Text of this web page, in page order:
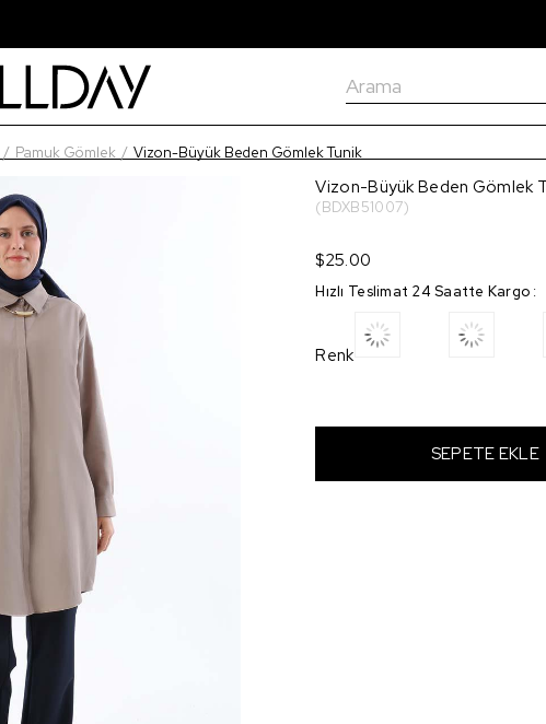
Pamuk Gömlek Vizon-Büyük Beden Gömlek Tunik
Vizon-Büyük Beden Gömlek
(BDXB51007)
$25.00
Hızlı Teslimat 24 Saatte Kargo :
Renk